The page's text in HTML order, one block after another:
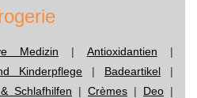
Medizin | Antioxidantien |
Kinderpflege | Badeartikel |
Schlafhilfen | Crèmes | Deo |